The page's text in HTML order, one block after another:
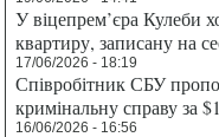
У віцепрем’єра Кулеби
квартиру, записану на
17/06/2026 - 18:19
Співробітник СБУ
кримінальну справу за
16/06/2026 - 16:56